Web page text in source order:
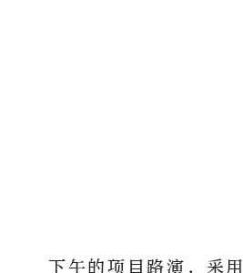
下午的项目路演，采用